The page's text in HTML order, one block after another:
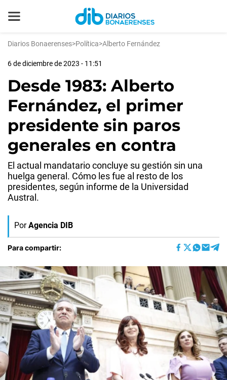
Diarios Bonaerenses>Política>Alberto Fernández
6 de diciembre de 2023 - 11:51
Desde 1983: Alberto
Fernández, el primer
presidente sin paros
generales en contra
El actual mandatario concluye su gestión sin una
huelga general. Cómo les fue al resto de los
presidentes, según informe de la Universidad
Austral.
Por Agencia DIB
Para compartir: